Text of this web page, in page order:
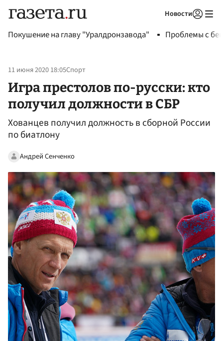
Новости
Покушение на главу "Уралдронзавода" Проблемы с
11 июня 2020 18:05Спорт
Игра престолов по-русски: кто
получил должности в СБР
Хованцев получил должность в сборной России
по биатлону
Андрей Сенченко